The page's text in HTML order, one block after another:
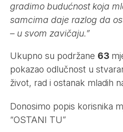
gradimo budućnost koja
samcima daje razlog da
– u svom zavičaju.”
Ukupno su podržane 63
pokazao odlučnost u
život, rad i ostanak mladih
Donosimo popis korisnika
“OSTANI TU”